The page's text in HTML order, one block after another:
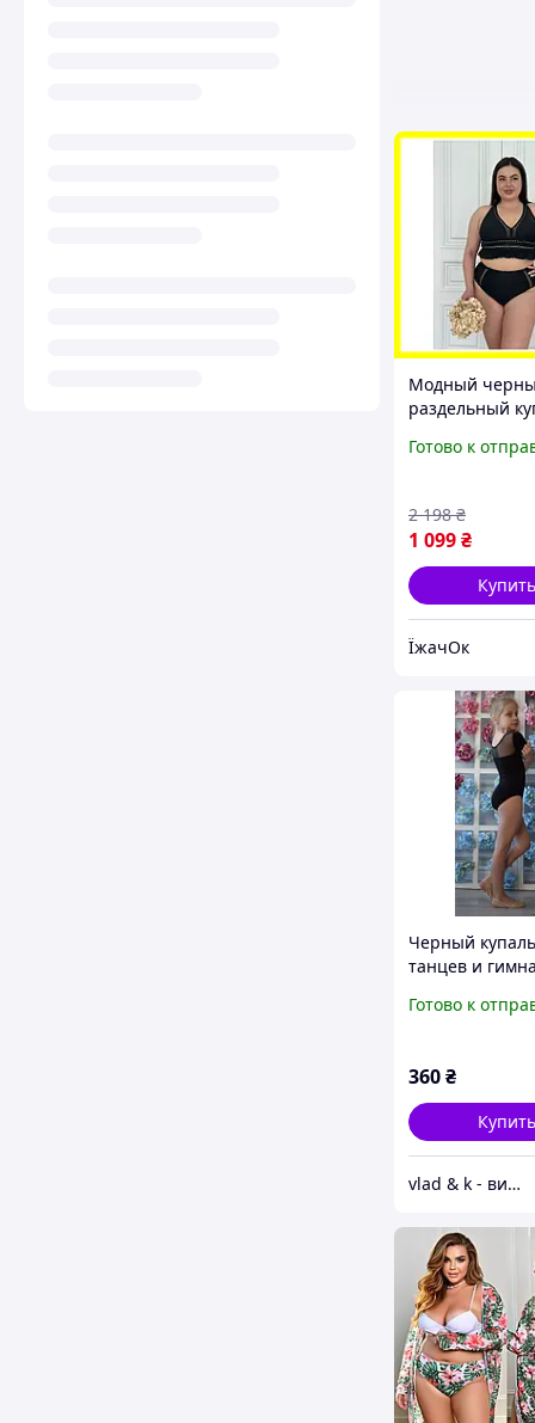
Модный
раздельный
высокой
большую грудь
полных
Готово к
1 099₴
2 198 ₴
Купить
ЇжачОк
Черный
танцев и
рукавом и
Готово к
360₴
Купить
vlad & k - виробник дитячого взуття та одягу для танців і гімнастики